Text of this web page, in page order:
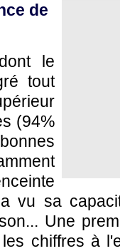
de
le
tout
(94%
vu sa
Une
chiffres à